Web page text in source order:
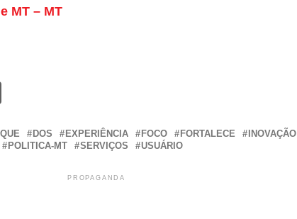
MT – MT
DOS EXPERIÊNCIA FOCO FORTALECE
INOVAÇÃO
POLITICA-MT SERVIÇOS USUÁRIO
PROPAGANDA